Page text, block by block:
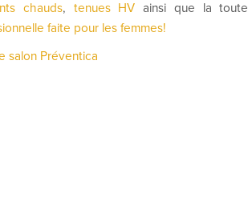
chauds, tenues HV ainsi que la toute
faite pour les femmes!
salon Préventica